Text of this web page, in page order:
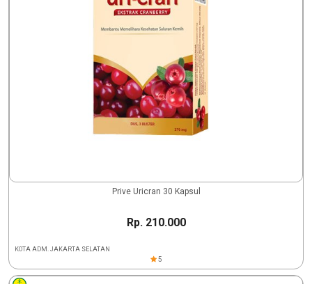
Prive Uricran 30 Kapsul
Rp. 210.000
KOTA ADM. JAKARTA SELATAN
5